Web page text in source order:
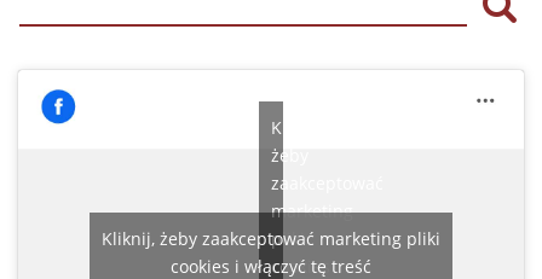
Kliknij,
żeby
zaakceptować
marketing
pliki
cookies
Kliknij, żeby zaakceptować marketing pliki
cookies i włączyć tę treść